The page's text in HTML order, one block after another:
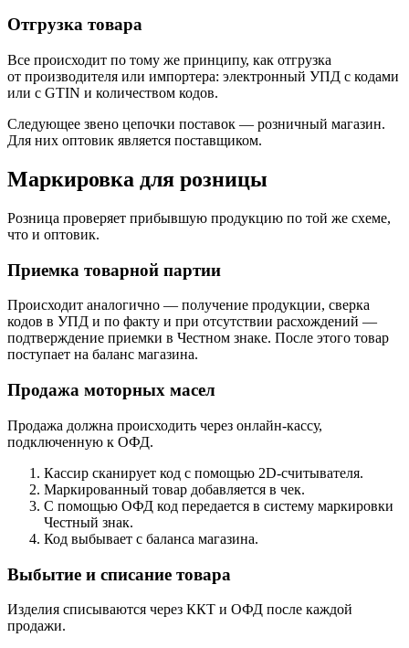
Отгрузка товара
Все происходит по тому же принципу, как отгрузка
от производителя или импортера: электронный УПД с кодами
или с GTIN и количеством кодов.
Следующее звено цепочки поставок — розничный магазин.
Для них оптовик является поставщиком.
Маркировка для розницы
Розница проверяет прибывшую продукцию по той же схеме,
что и оптовик.
Приемка товарной партии
Происходит аналогично — получение продукции, сверка
кодов в УПД и по факту и при отсутствии расхождений —
подтверждение приемки в Честном знаке. После этого товар
поступает на баланс магазина.
Продажа моторных масел
Продажа должна происходить через онлайн‑кассу,
подключенную к ОФД.
Кассир сканирует код с помощью 2D‑считывателя.
Маркированный товар добавляется в чек.
С помощью ОФД код передается в систему маркировки
Честный знак.
Код выбывает с баланса магазина.
Выбытие и списание товара
Изделия списываются через ККТ и ОФД после каждой
продажи.